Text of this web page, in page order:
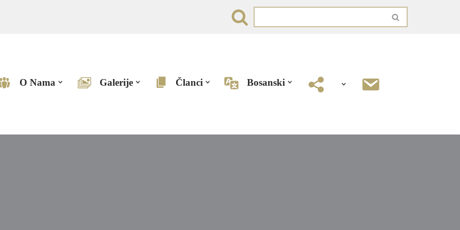
O Nama Galerije Članci Bosanski